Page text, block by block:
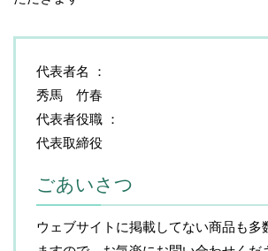
代表者名
秀馬 竹春
代表者役職
代表取締役
ごあいさつ
ウェブサイトに掲載してない商品も多